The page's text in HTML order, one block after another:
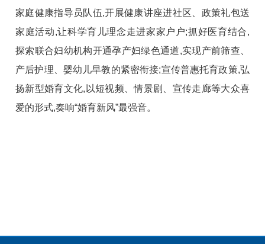
家庭健康指导员队伍,开展健康讲座进社区、政策礼包送
家庭活动,让科学育儿理念走进家家户户;抓好医育结合,
探索联合妇幼机构开通孕产妇绿色通道,实现产前筛查、
产后护理、婴幼儿早教的紧密衔接;宣传普惠托育政策,弘
扬新型婚育文化,以短视频、情景剧、宣传走廊等大众喜
爱的形式,奏响“婚育新风”最强音。